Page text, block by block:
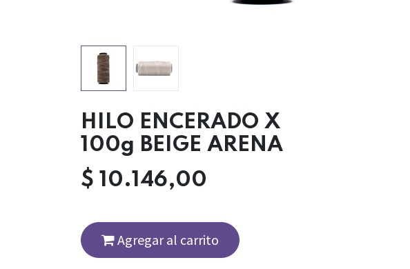
HILO ENCERADO X
100g BEIGE ARENA
$ 10.146,00
Agregar al carrito